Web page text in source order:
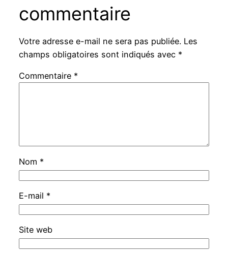
commentaire
Votre adresse e-mail ne sera pas publiée. Les
champs obligatoires sont indiqués avec *
Commentaire *
Nom *
E-mail *
Site web